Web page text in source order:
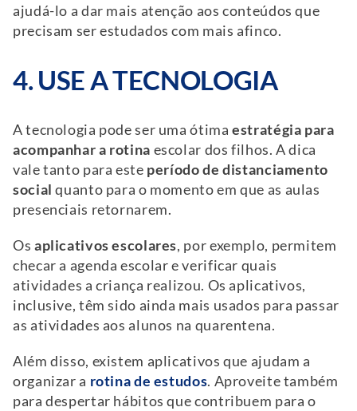
ajudá-lo a dar mais atenção aos conteúdos que
precisam ser estudados com mais afinco.
4. USE A TECNOLOGIA
A tecnologia pode ser uma ótimaestratégia para
acompanhar a rotina escolar dos filhos. A dica
vale tanto para este período de distanciamento
social quanto para o momento em que as aulas
presenciais retornarem.
Os aplicativos escolares, por exemplo, permitem
checar a agenda escolar e verificar quais
atividades a criança realizou. Os aplicativos,
inclusive, têm sido ainda mais usados para passar
as atividades aos alunos na quarentena.
Além disso, existem aplicativos que ajudam a
organizar a rotina de estudos. Aproveite também
para despertar hábitos que contribuem para o